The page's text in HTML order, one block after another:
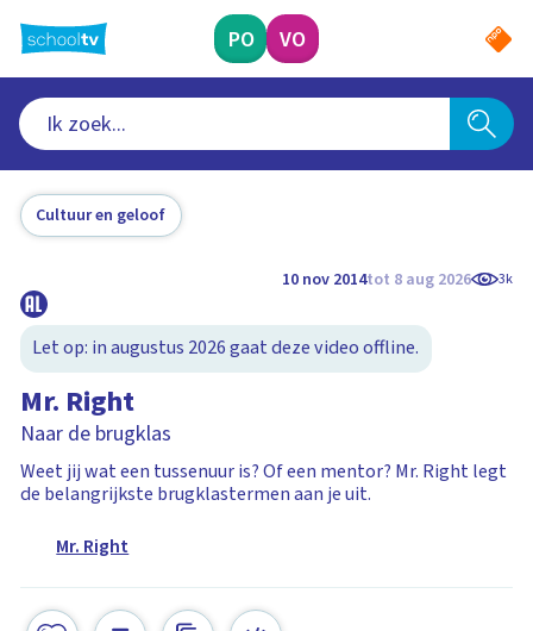
naar
hoofdinhoud
PO VO
Cultuur en geloof
10 nov 2014tot 8 aug 2026 3k
Let op: in augustus 2026 gaat deze video offline.
Mr. Right
Naar de brugklas
Weet jij wat een tussenuur is? Of een mentor? Mr. Right legt
de belangrijkste brugklastermen aan je uit.
Mr. Right